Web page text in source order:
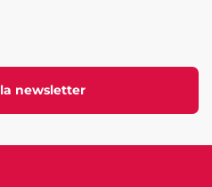
newsletter